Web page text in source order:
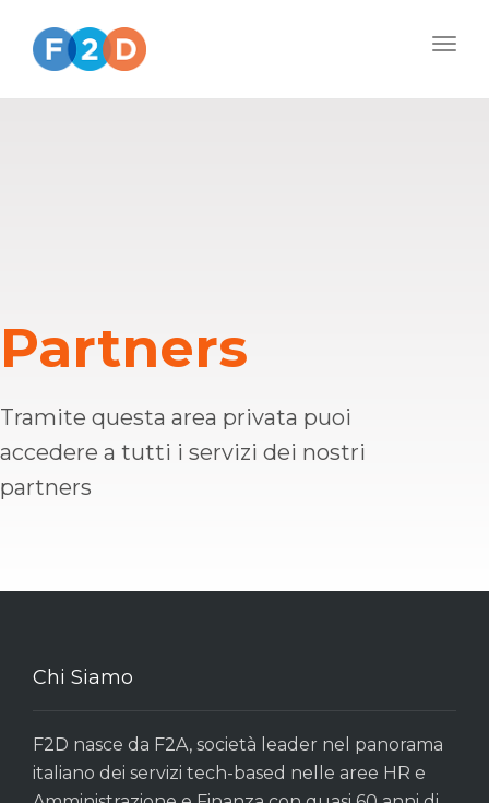
Partners
Tramite questa area privata puoi
accedere a tutti i servizi dei nostri
partners
Chi Siamo
F2D nasce da F2A, società leader nel panorama
italiano dei servizi tech-based nelle aree HR e